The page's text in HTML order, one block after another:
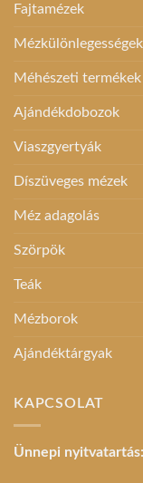
Fajtamézek
Mézkülönlegességek
Méhészeti termékek
Ajándékdobozok
Viaszgyertyák
Díszüveges mézek
Méz adagolás
Szörpök
Teák
Mézborok
Ajándéktárgyak
KAPCSOLAT
Ünnepi